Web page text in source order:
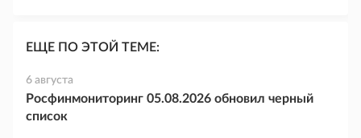
ЕЩЕ ПО ЭТОЙ ТЕМЕ:
6 августа
Росфинмониторинг 05.08.2026 обновил черный
список